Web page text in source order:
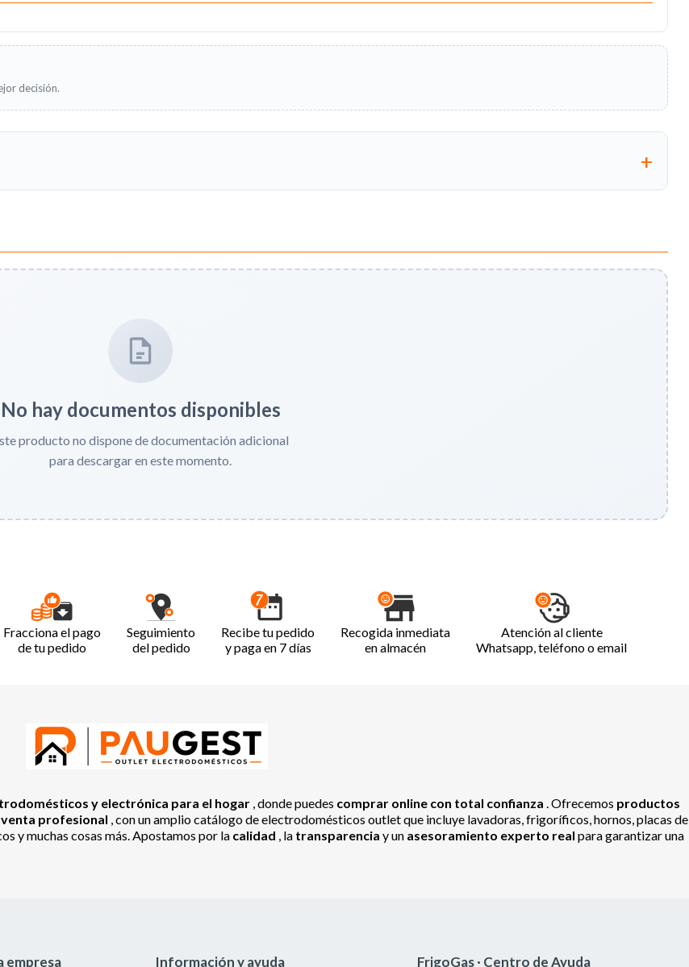
decisión.
No hay documentos disponibles
producto no dispone de documentación adicional
para descargar en este momento.
Fracciona el pago
de tu pedido
Seguimiento
del pedido
Recibe tu pedido
y paga en 7 días
Recogida inmediata
en almacén
Atención al cliente
Whatsapp, teléfono o email
y electrónica para el hogar , donde puedes comprar online con total confianza . Ofrecemos productos
profesional , con un amplio catálogo de electrodomésticos outlet que incluye lavadoras, frigoríficos, hornos, placas de
y muchas cosas más. Apostamos por la calidad , la transparencia y un asesoramiento experto real para garantizar una
empresa Información y ayuda FrigoGas · Centro de Ayuda